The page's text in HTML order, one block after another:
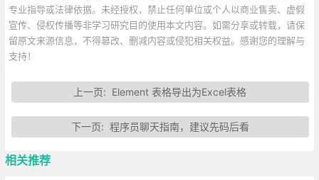
专业指导或法律依据。未经授权，禁止任何单位或个人以商业售卖、虚假
宣传、侵权传播等非学习研究目的使用本文内容。如需分享或转载，请保
留原文来源信息，不得篡改、删减内容或侵犯相关权益。感谢您的理解与
支持！
上一页: Element 表格导出为Excel表格
下一页: 程序员聊天指南，建议先码后看
相关推荐